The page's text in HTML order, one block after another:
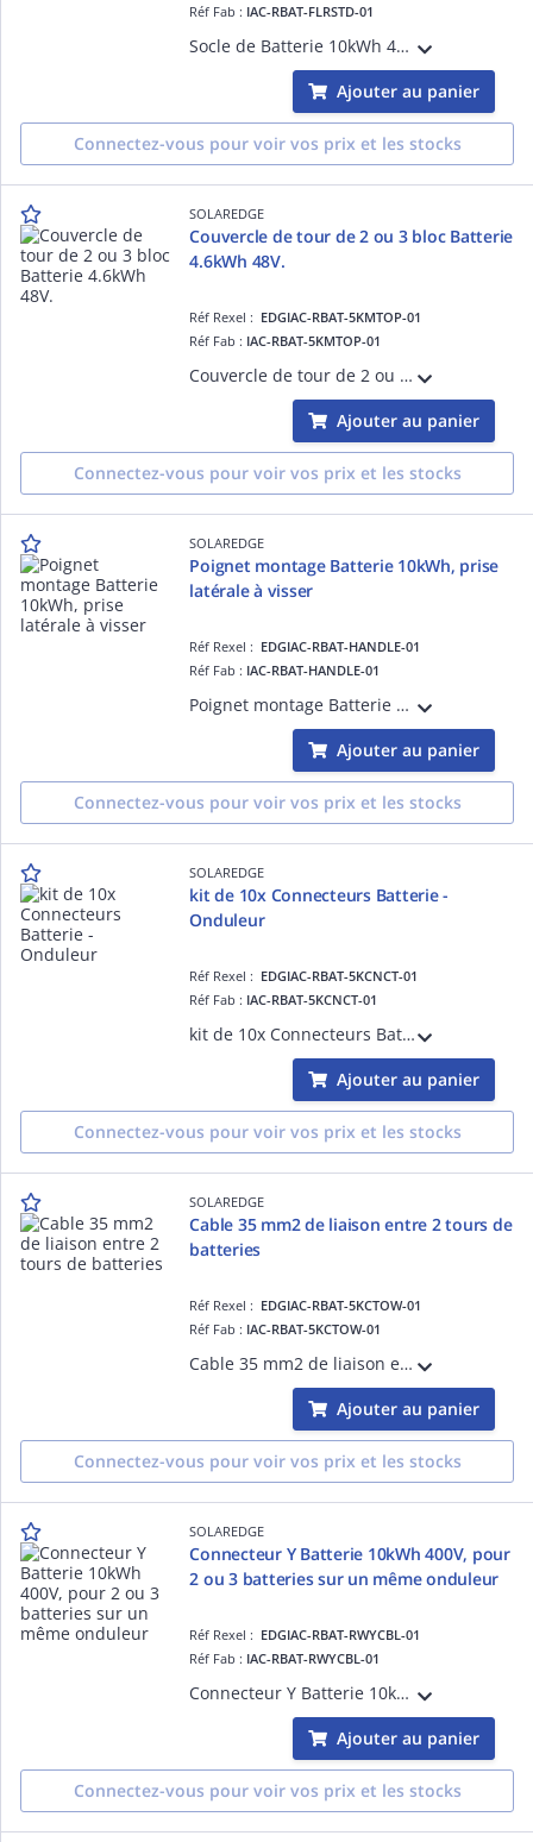
Réf Fab : IAC-RBAT-FLRSTD-01
Socle de Batterie 10kWh 400V, pour pose au sol. Communication Filaire CAN bus.
Ajouter au panier
Connectez-vous pour voir vos prix et les stocks
SOLAREDGE
Couvercle de tour de 2 ou 3 bloc Batterie
4.6kWh 48V.
Réf Rexel : EDGIAC-RBAT-5KMTOP-01
Réf Fab : IAC-RBAT-5KMTOP-01
Couvercle de tour de 2 ou 3 bloc Batterie 4.6kWh 48V.
Ajouter au panier
Connectez-vous pour voir vos prix et les stocks
SOLAREDGE
Poignet montage Batterie 10kWh, prise
latérale à visser
Réf Rexel : EDGIAC-RBAT-HANDLE-01
Réf Fab : IAC-RBAT-HANDLE-01
Poignet montage Batterie 10kWh, prise latérale à visser
Ajouter au panier
Connectez-vous pour voir vos prix et les stocks
SOLAREDGE
kit de 10x Connecteurs Batterie -
Onduleur
Réf Rexel : EDGIAC-RBAT-5KCNCT-01
Réf Fab : IAC-RBAT-5KCNCT-01
kit de 10x Connecteurs Batterie - Onduleur
Ajouter au panier
Connectez-vous pour voir vos prix et les stocks
SOLAREDGE
Cable 35 mm2 de liaison entre 2 tours de
batteries
Réf Rexel : EDGIAC-RBAT-5KCTOW-01
Réf Fab : IAC-RBAT-5KCTOW-01
Cable 35 mm2 de liaison entre 2 tours de batteries
Ajouter au panier
Connectez-vous pour voir vos prix et les stocks
SOLAREDGE
Connecteur Y Batterie 10kWh 400V, pour
2 ou 3 batteries sur un même onduleur
Réf Rexel : EDGIAC-RBAT-RWYCBL-01
Réf Fab : IAC-RBAT-RWYCBL-01
Connecteur Y Batterie 10kWh 400V, pour 2 ou 3 batteries sur un même onduleur
Ajouter au panier
Connectez-vous pour voir vos prix et les stocks